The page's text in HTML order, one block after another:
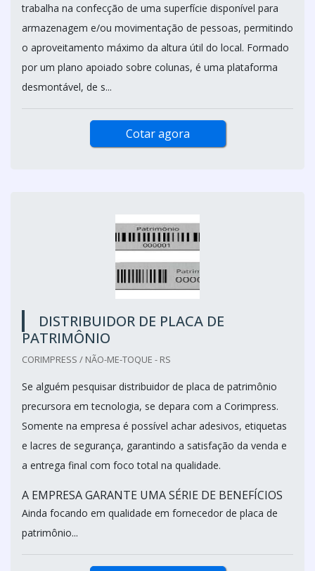
trabalha na confecção de uma superfície disponível para
armazenagem e/ou movimentação de pessoas, permitindo
o aproveitamento máximo da altura útil do local. Formado
por um plano apoiado sobre colunas, é uma plataforma
desmontável, de s...
Cotar agora
DISTRIBUIDOR DE PLACA DE
PATRIMÔNIO
CORIMPRESS / NÃO-ME-TOQUE - RS
Se alguém pesquisar distribuidor de placa de patrimônio
precursora em tecnologia, se depara com a Corimpress.
Somente na empresa é possível achar adesivos, etiquetas
e lacres de segurança, garantindo a satisfação da venda e
a entrega final com foco total na qualidade.
A EMPRESA GARANTE UMA SÉRIE DE BENEFÍCIOS
Ainda focando em qualidade em fornecedor de placa de
patrimônio...